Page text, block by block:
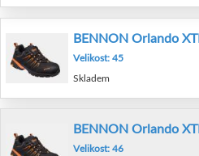
BENNON Orlando
Velikost: 45
Skladem
BENNON Orlando
Velikost: 46